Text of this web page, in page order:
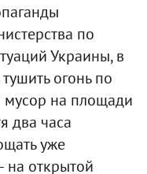
по
Украины, в
огонь по
мусор на площади
два часа
уже
на открытой